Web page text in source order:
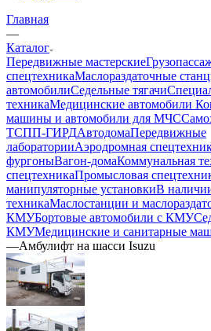
Главная
—
Каталог
Передвижные мастерские
спецтехникаМаслораздаточные
автомобилиСедельные тягачи
техникаМедицинские автомобили
машины и автомобили для МЧС
ТСПП-ГИРДАвтодомаПередвижные
лабораторииАэродромная
фургоныВагон-домаКоммунальная
спецтехникаПромысловая
манипуляторные установкиВ
техникаМаслостанции и
КМУБортовые автомобили с КМУ
КМУМедицинские и санитарные
—Амбулифт на шасси Isuzu